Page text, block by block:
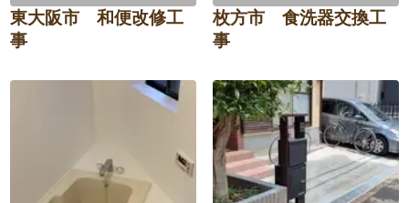
東大阪市 和便改修工
事
枚方市 食洗器交換工
事